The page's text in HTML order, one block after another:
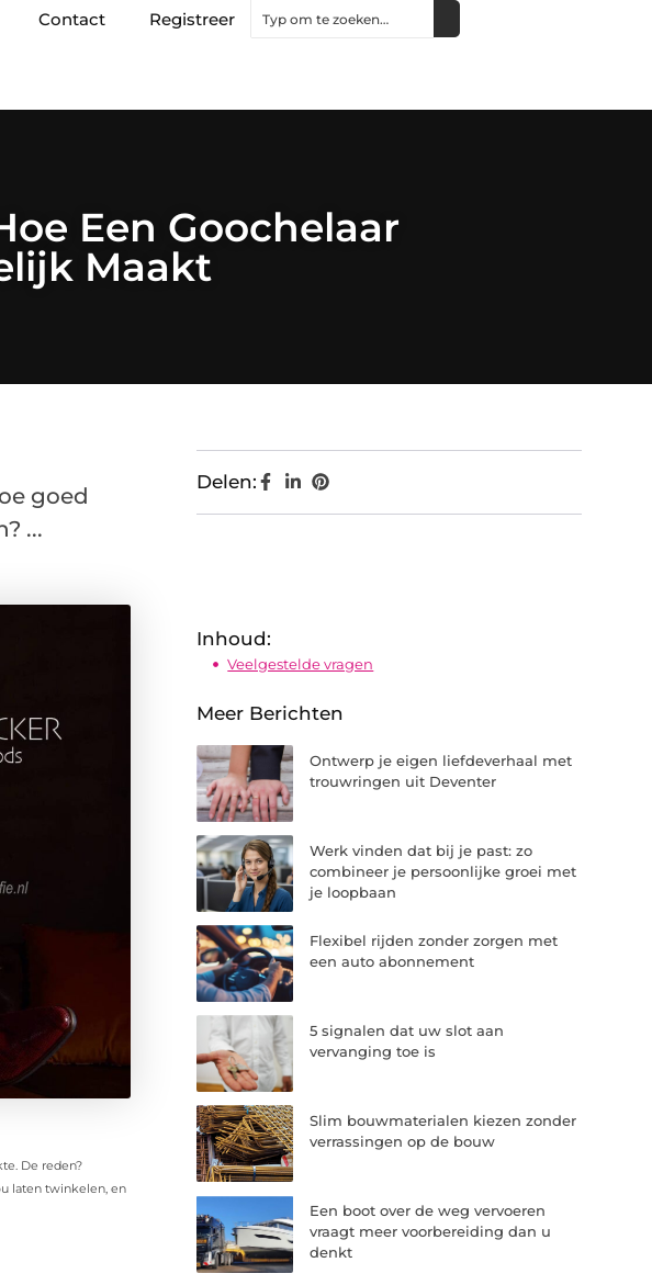
Contact Registreer
Een Goochelaar
Maakt
goed
...
De reden?
laten twinkelen, en
Delen:
Inhoud:
Veelgestelde vragen
Meer Berichten
Ontwerp je eigen liefdeverhaal met
trouwringen uit Deventer
Werk vinden dat bij je past: zo
combineer je persoonlijke groei met
je loopbaan
Flexibel rijden zonder zorgen met
een auto abonnement
5 signalen dat uw slot aan
vervanging toe is
Slim bouwmaterialen kiezen zonder
verrassingen op de bouw
Een boot over de weg vervoeren
vraagt meer voorbereiding dan u
denkt